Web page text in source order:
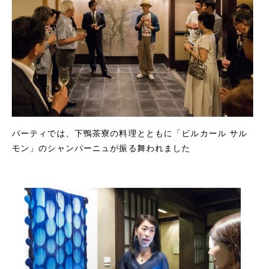
パーティでは、下鴨茶寮の料理とともに「ビルカール サル
モン」のシャンパーニュが振る舞われました